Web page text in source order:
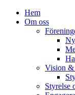
Hem
Om oss
Vision &
Styrelse